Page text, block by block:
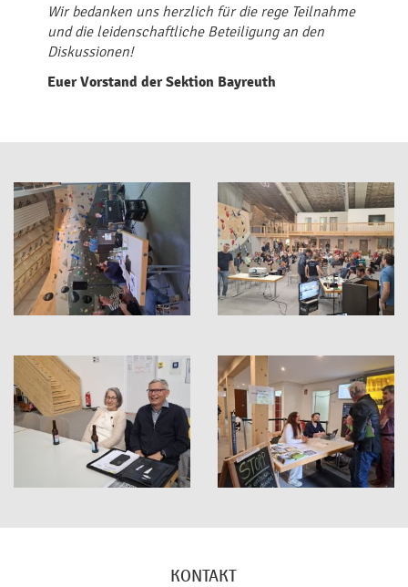
Wir bedanken uns herzlich für die rege Teilnahme
und die leidenschaftliche Beteiligung an den
Diskussionen!
Euer Vorstand der Sektion Bayreuth
KONTAKT